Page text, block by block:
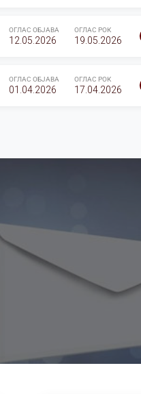
ОГЛАС ОБЈАВА
12.05.2026
ОГЛАС РОК
19.05.2026
ОГЛАС ОБЈАВА
01.04.2026
ОГЛАС РОК
17.04.2026